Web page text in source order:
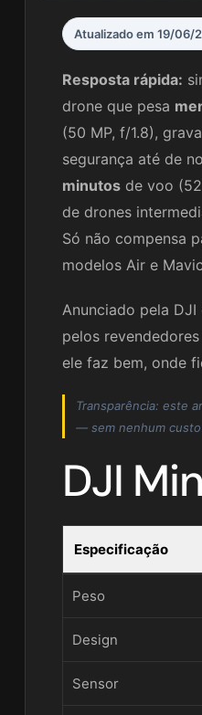
Atualizado em 19/06/
Resposta rápida:
drone que pesa
(50 MP, f/1.8), grava
segurança até de
minutos de voo
de drones
Só não compensa
modelos Air e
Anunciado pela
pelos
ele faz bem, onde
Transparência: este
— sem nenhum
DJI
Especificação
Peso
Design
Sensor